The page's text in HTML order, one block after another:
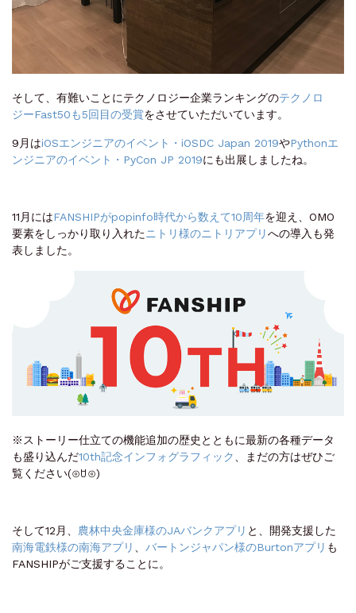
そして、有難いことにテクノロジー企業ランキングのテクノロ
ジーFast50も5回目の受賞をさせていただいています。
9月はiOSエンジニアのイベント・iOSDC Japan 2019やPythonエ
ンジニアのイベント・PyCon JP 2019にも出展しましたね。
11月にはFANSHIPがpopinfo時代から数えて10周年を迎え、OMO
要素をしっかり取り入れたニトリ様のニトリアプリへの導入も発
表しました。
※ストーリー仕立ての機能追加の歴史とともに最新の各種データ
も盛り込んだ10th記念インフォグラフィック
、まだの方はぜひご
覧ください(⊙ꇴ⊙)
そして12月、 農林中央金庫様のJAバンクアプリ と、開発支援した
南海電鉄様の南海アプリ
バートンジャパン様のBurtonアプリ も
FANSHIPがご支援することに。